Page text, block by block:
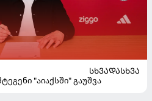
ᲡᲮᲕᲐᲓᲐᲡᲮᲕᲐ
"აიაქსში" გაუშვა